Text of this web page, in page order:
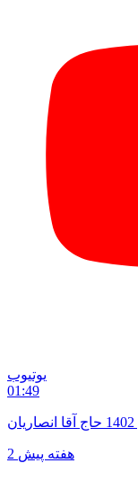
یوتیوب
01:49
2 هفته پیش